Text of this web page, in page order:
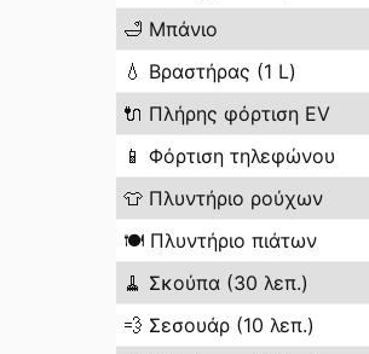
🛁 Μπάνιο
💧 Βραστήρας (1 L)
🔌 Πλήρης φόρτιση EV
📱 Φόρτιση τηλεφώνου
👕 Πλυντήριο ρούχων
🍽️ Πλυντήριο πιάτων
🧹 Σκούπα (30 λεπ.)
💨 Σεσουάρ (10 λεπ.)